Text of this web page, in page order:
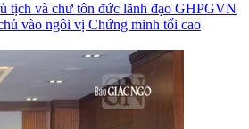
tịch và chư tôn đức lãnh đạo GHPGVN
vào ngôi vị Chứng minh tối cao